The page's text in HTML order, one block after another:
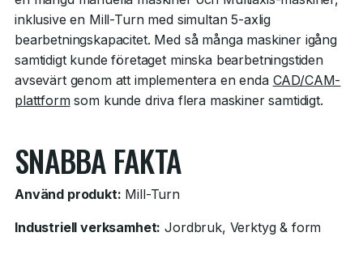
inklusive en Mill-Turn med simultan 5-axlig
bearbetningskapacitet. Med så många maskiner igång
samtidigt kunde företaget minska bearbetningstiden
avsevärt genom att implementera en enda CAD/CAM-
plattformsom kunde driva flera maskiner samtidigt.
SNABBA FAKTA
Använd produkt: Mill-Turn
Industriell verksamhet: Jordbruk, Verktyg & form